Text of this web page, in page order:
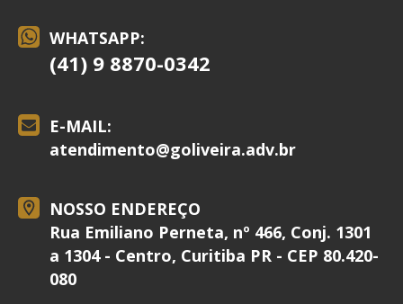
WHATSAPP:
(41) 9 8870-0342
E-MAIL:
atendimento@goliveira.adv.br
NOSSO ENDEREÇO
Rua Emiliano Perneta, nº 466, Conj. 1301
a 1304 - Centro, Curitiba PR - CEP 80.420-
080